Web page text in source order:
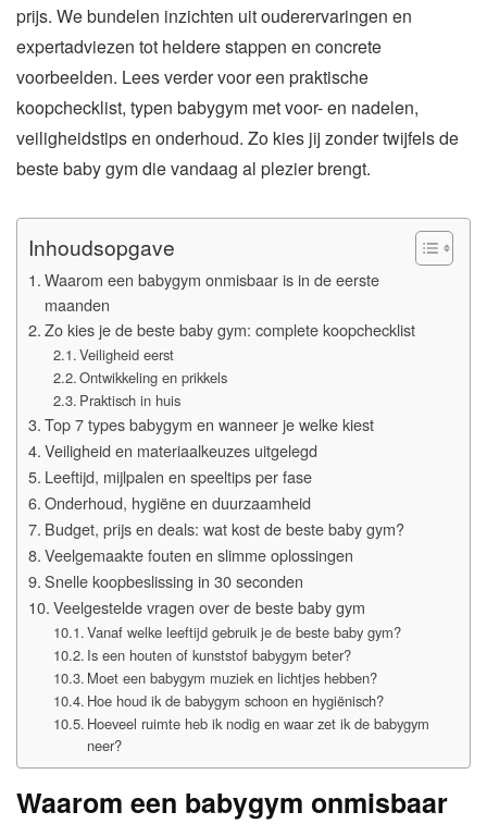
prijs. We bundelen inzichten uit ouderervaringen en
expertadviezen tot heldere stappen en concrete
voorbeelden. Lees verder voor een praktische
koopchecklist, typen babygym met voor- en nadelen,
veiligheidstips en onderhoud. Zo kies jij zonder twijfels de
beste baby gym die vandaag al plezier brengt.
Inhoudsopgave
Waarom een babygym onmisbaar is in de eerste
maanden
Zo kies je de beste baby gym: complete koopchecklist
Veiligheid eerst
Ontwikkeling en prikkels
Praktisch in huis
Top 7 types babygym en wanneer je welke kiest
Veiligheid en materiaalkeuzes uitgelegd
Leeftijd, mijlpalen en speeltips per fase
Onderhoud, hygiëne en duurzaamheid
Budget, prijs en deals: wat kost de beste baby gym?
Veelgemaakte fouten en slimme oplossingen
Snelle koopbeslissing in 30 seconden
Veelgestelde vragen over de beste baby gym
Vanaf welke leeftijd gebruik je de beste baby gym?
Is een houten of kunststof babygym beter?
Moet een babygym muziek en lichtjes hebben?
Hoe houd ik de babygym schoon en hygiënisch?
Hoeveel ruimte heb ik nodig en waar zet ik de babygym
neer?
Waarom een babygym onmisbaar